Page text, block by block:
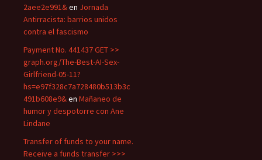
2aee2e991&en Jornada
Antirracista: barrios unidos
contra el fascismo
Payment No. 441437 GET >>
graph.org/The-Best-AI-Sex-
Girlfriend-05-11?
hs=e97f328c7a728480b513b3c
491b608e9&en Mañaneo de
humor y despotorre con Ane
Lindane
Transfer of funds to your name.
Receive a funds transfer >>>